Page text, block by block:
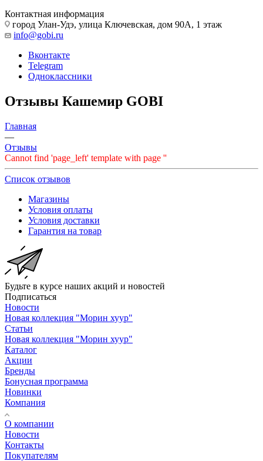
Контактная информация
город Улан-Удэ, улица Ключевская, дом 90А, 1 этаж
info@gobi.ru
Вконтакте
Telegram
Одноклассники
Отзывы Кашемир GOBI
Главная
—
Отзывы
Cannot find 'page_left' template with page ''
Список отзывов
Магазины
Условия оплаты
Условия доставки
Гарантия на товар
Будьте в курсе наших акций и новостей
Подписаться
Новости
Новая коллекция "Морин хуур"
Статьи
Новая коллекция "Морин хуур"
Каталог
Акции
Бренды
Бонусная программа
Новинки
Компания
О компании
Новости
Контакты
Покупателям